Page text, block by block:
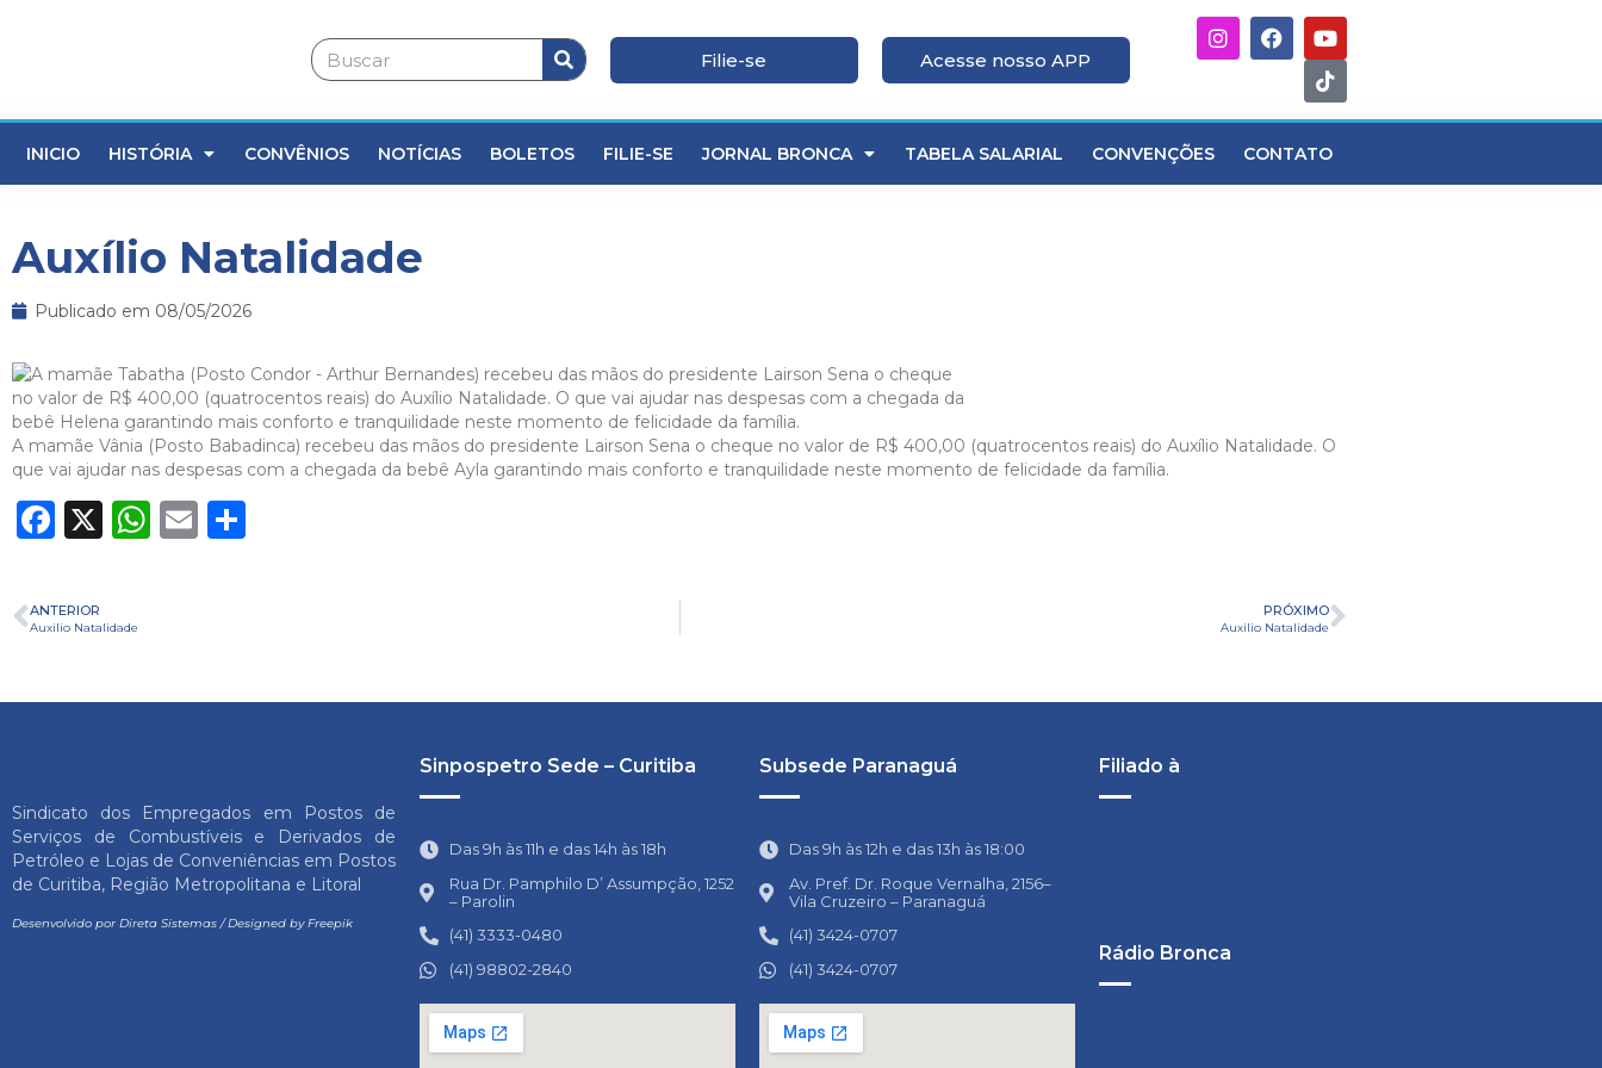
Filie-se Acesse nosso APP
INICIO HISTÓRIA CONVÊNIOS NOTÍCIAS BOLETOS FILIE-SE JORNAL BRONCA TABELA SALARIAL CONVENÇÕES CONTATO
Auxílio Natalidade
Publicado em 08/05/2026
A mamãe Vânia (Posto Babadinca) recebeu das mãos do presidente Lairson Sena o cheque no valor de R$ 400,00 (quatrocentos reais) do Auxílio Natalidade. O
que vai ajudar nas despesas com a chegada da bebê Ayla garantindo mais conforto e tranquilidade neste momento de felicidade da família.
Facebook
X WhatsApp
Email
ANTERIOR
Auxilio Natalidade
PRÓXIMO
Auxilio Natalidade
Sindicato dos Empregados em Postos de
Serviços de Combustíveis e Derivados de
Petróleo e Lojas de Conveniências em Postos
de Curitiba, Região Metropolitana e Litoral
Desenvolvido por Direta Sistemas/Designed by Freepik
Sinpospetro Sede – Curitiba
Das 9h às 11h e das 14h às 18h
Rua Dr. Pamphilo D’ Assumpção, 1252
– Parolin
(41) 3333-0480
(41) 98802-2840
Subsede Paranaguá
Das 9h às 12h e das 13h às 18:00
Av. Pref. Dr. Roque Vernalha, 2156–
Vila Cruzeiro – Paranaguá
(41) 3424-0707
(41) 3424-0707
Filiado à
Rádio Bronca